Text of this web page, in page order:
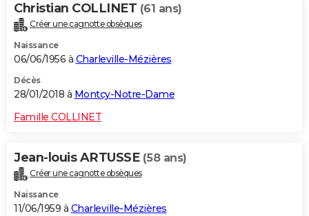
Christian COLLINET (61 ans)
Créer une cagnotte obsèques
Naissance
06/06/1956 à Charleville-Mézières
Décès
28/01/2018 à Montcy-Notre-Dame
Famille COLLINET
Jean-louis ARTUSSE (58 ans)
Créer une cagnotte obsèques
Naissance
11/06/1959 à Charleville-Mézières